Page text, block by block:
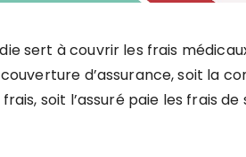
sert à couvrir les frais
d’assurance, soit la
soit l’assuré paie les frais